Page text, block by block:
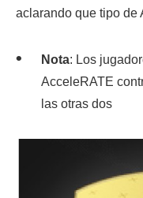
aclarando que tipo de
Nota: Los
AcceleRATE
las otras dos